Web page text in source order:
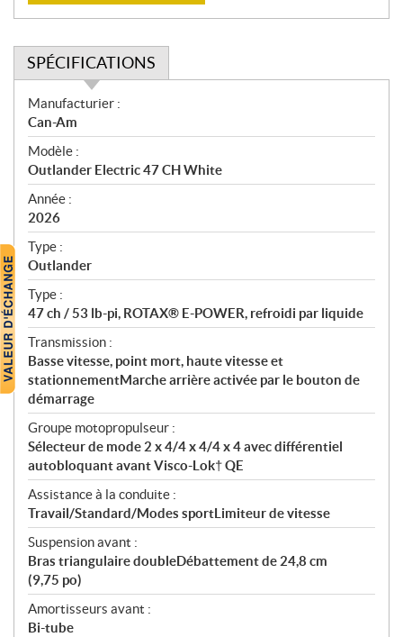
SPÉCIFICATIONS
S
p
é
c
i
f
i
c
a
t
i
o
n
s
Manufacturier :
Can-Am
Modèle :
Outlander Electric 47 CH White
Année :
2026
Type :
Outlander
Type :
47 ch / 53 lb-pi, ROTAX® E-POWER, refroidi par liquide
Transmission :
Basse vitesse, point mort, haute vitesse et
stationnementMarche arrière activée par le bouton de
démarrage
Groupe motopropulseur :
Sélecteur de mode 2 x 4/4 x 4/4 x 4 avec différentiel
autobloquant avant Visco-Lok† QE
Assistance à la conduite :
Travail/Standard/Modes sportLimiteur de vitesse
Suspension avant :
Bras triangulaire doubleDébattement de 24,8 cm
(9,75 po)
Amortisseurs avant :
Bi-tube